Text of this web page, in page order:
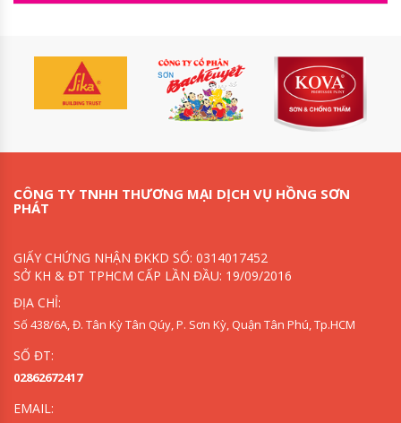
CÔNG TY TNHH THƯƠNG MẠI DỊCH VỤ HỒNG SƠN
PHÁT
GIẤY CHỨNG NHẬN ĐKKD SỐ: 0314017452
SỞ KH & ĐT TPHCM CẤP LẦN ĐẦU: 19/09/2016
ĐỊA CHỈ:
Số 438/6A, Đ. Tân Kỳ Tân Qúy, P. Sơn Kỳ, Quận Tân Phú, Tp.HCM
SỐ ĐT:
02862672417
EMAIL: